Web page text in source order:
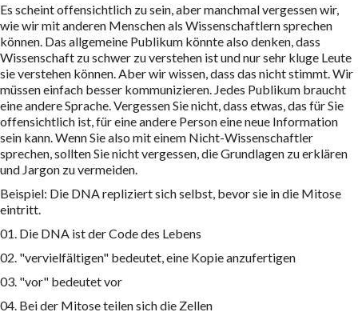
Es scheint offensichtlich zu sein, aber manchmal vergessen wir,
wie wir mit anderen Menschen als Wissenschaftlern sprechen
können. Das allgemeine Publikum könnte also denken, dass
Wissenschaft zu schwer zu verstehen ist und nur sehr kluge Leute
sie verstehen können. Aber wir wissen, dass das nicht stimmt. Wir
müssen einfach besser kommunizieren. Jedes Publikum braucht
eine andere Sprache. Vergessen Sie nicht, dass etwas, das für Sie
offensichtlich ist, für eine andere Person eine neue Information
sein kann. Wenn Sie also mit einem Nicht-Wissenschaftler
sprechen, sollten Sie nicht vergessen, die Grundlagen zu erklären
und Jargon zu vermeiden.
Beispiel: Die DNA repliziert sich selbst, bevor sie in die Mitose
eintritt.
01. Die DNA ist der Code des Lebens
02. "vervielfältigen" bedeutet, eine Kopie anzufertigen
03. "vor" bedeutet vor
04. Bei der Mitose teilen sich die Zellen